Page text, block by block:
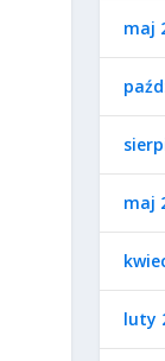
maj
maj
luty